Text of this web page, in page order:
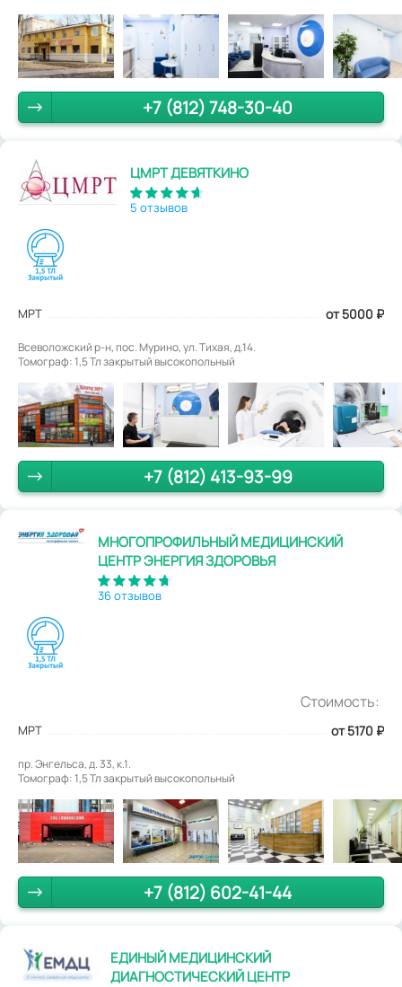
+7 (812) 748-30-40
ЦМРТ ДЕВЯТКИНО
5 отзывов
МРТ от 5000 ₽
Всеволожский р-н, пос. Мурино, ул. Тихая, д.14.
Томограф: 1,5 Тл закрытый высокопольный
+7 (812) 413-93-99
МНОГОПРОФИЛЬНЫЙ МЕДИЦИНСКИЙ
ЦЕНТР ЭНЕРГИЯ ЗДОРОВЬЯ
36 отзывов
Стоимость:
МРТ от 5170 ₽
пр. Энгельса, д. 33, к.1.
Томограф: 1,5 Тл закрытый высокопольный
+7 (812) 602-41-44
ЕДИНЫЙ МЕДИЦИНСКИЙ
ДИАГНОСТИЧЕСКИЙ ЦЕНТР